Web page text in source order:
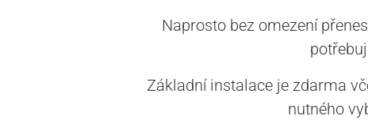
Naprosto bez omezení
Základní instalace je zdarma
nutného